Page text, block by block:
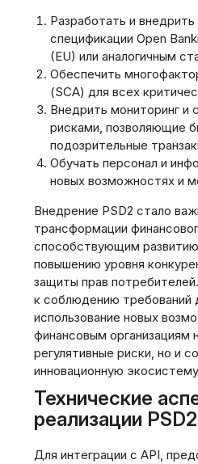
Разработать и
спецификации Open
(EU) или аналогичным
Обеспечить
(SCA) для всех
Внедрить мониторинг и
рисками, позволяющие
подозрительные
Обучать персонал и
новых возможностях и
Внедрение PSD2 стало
трансформации
способствующим
повышению уровня
защиты прав
к соблюдению требований
использование новых
финансовым организациям
регулятивные риски, но и
инновационную
Технические
реализации PSD2
Для интеграции с API,